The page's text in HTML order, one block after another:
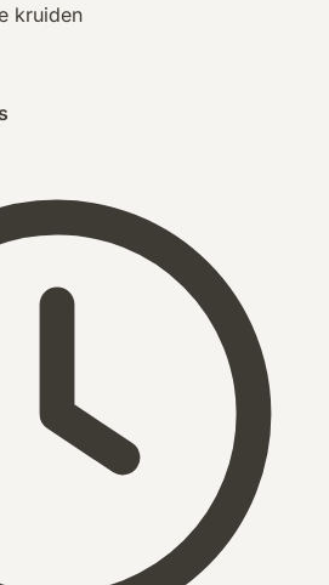
kruiden